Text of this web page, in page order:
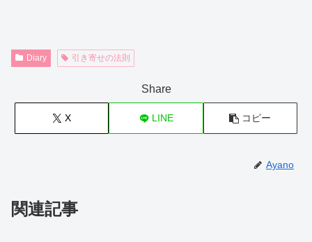
Diary 引き寄せの法則
Share
X LINE コピー
Ayano
関連記事